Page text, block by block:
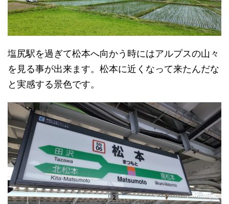
塩尻駅を過ぎて松本へ向かう時にはアルプスの山々
を見る事が出来ます。松本に近くなって来たんだな
と実感する景色です。